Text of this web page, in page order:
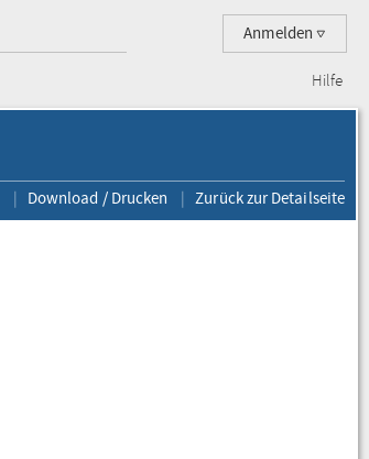
Anmelden
Hilfe
Download / Drucken Zurück zur Detailseite